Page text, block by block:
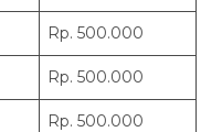
Rp. 500.000
Rp. 500.000
Rp. 500.000